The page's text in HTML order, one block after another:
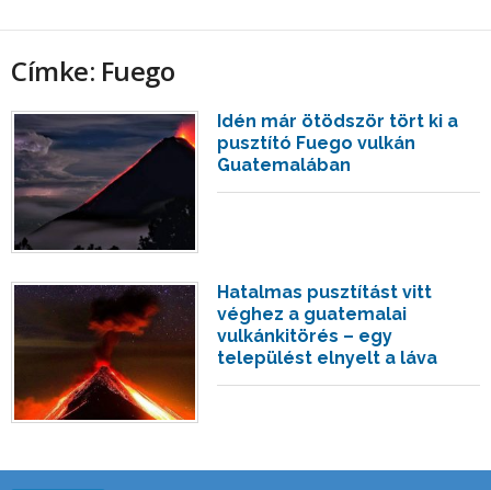
Címke: Fuego
Idén már ötödször tört ki a
pusztító Fuego vulkán
Guatemalában
Hatalmas pusztítást vitt
véghez a guatemalai
vulkánkitörés – egy
települést elnyelt a láva